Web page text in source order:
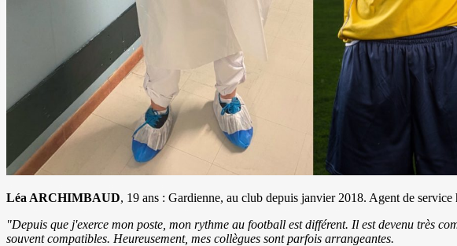
Léa ARCHIMBAUD, 19 ans : Gardienne, au club depuis janvier 2018. Agent de
"Depuis que j'exerce mon poste, mon rythme au football est différent. Il est devenu très
souvent compatibles. Heureusement, mes collègues sont parfois arrangeantes.